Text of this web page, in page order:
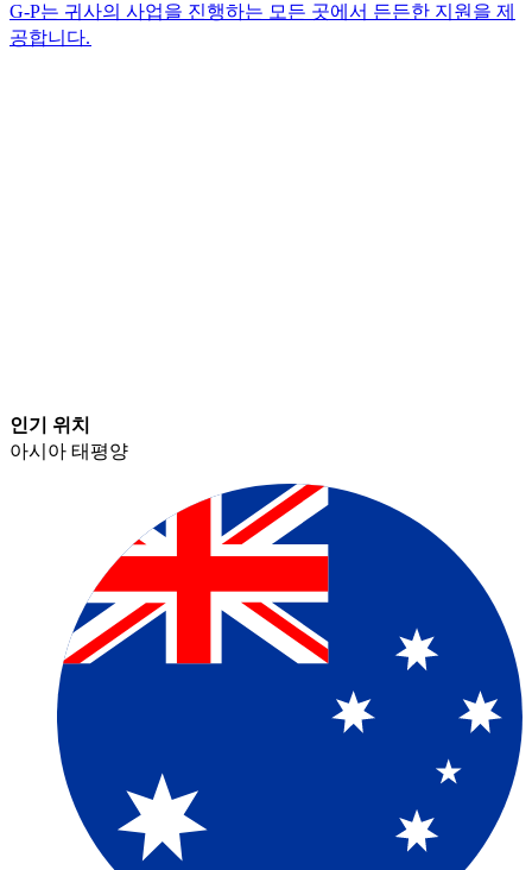
G-P는 귀사의 사업을 진행하는 모든 곳에서 든든한 지원을 제
공합니다.​​
인기 위치​​
아시아 태평양​​